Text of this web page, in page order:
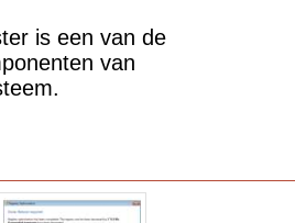
is een van de
van